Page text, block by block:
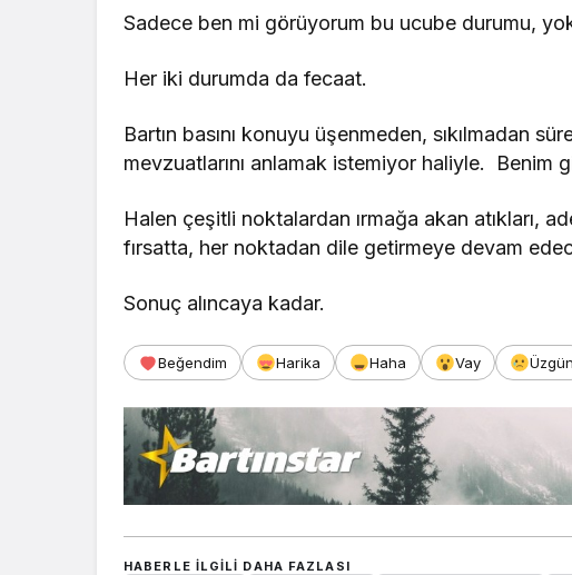
Sadece ben mi görüyorum bu ucube durumu,
Her iki durumda da fecaat.
Bartın basını konuyu üşenmeden, sıkılmadan
mevzuatlarını anlamak istemiyor haliyle. Benim
Halen çeşitli noktalardan ırmağa akan atıkları,
fırsatta, her noktadan dile getirmeye devam
Sonuç alıncaya kadar.
Beğendim Harika Haha Vay Üzgün
HABERLE ILGILI DAHA FAZLASI